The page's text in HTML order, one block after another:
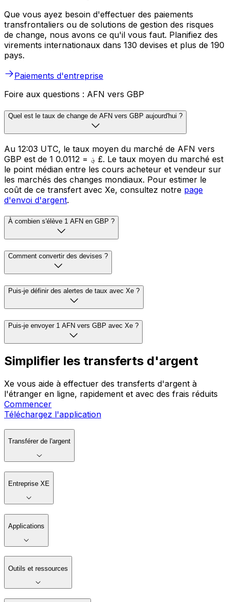
Que vous ayez besoin d'effectuer des paiements
transfrontaliers ou de solutions de gestion des risques
de change, nous avons ce qu'il vous faut. Planifiez des
virements internationaux dans 130 devises et plus de 190
pays.
Paiements d'entreprise
Foire aux questions : AFN vers GBP
Quel est le taux de change de AFN vers GBP aujourd'hui ?
Au 12:03 UTC, le taux moyen du marché de AFN vers
GBP est de 1 ؋ = 0.0112 £. Le taux moyen du marché est
le point médian entre les cours acheteur et vendeur sur
les marchés des changes mondiaux. Pour estimer le
coût de ce transfert avec Xe, consultez notre page
d'envoi d'argent.
À combien s'élève 1 AFN en GBP ?
Comment convertir des devises ?
Puis-je définir des alertes de taux avec Xe ?
Puis-je envoyer 1 AFN vers GBP avec Xe ?
Simplifier les transferts d'argent
Xe vous aide à effectuer des transferts d'argent à
l'étranger en ligne, rapidement et avec des frais réduits
Commencer
Téléchargez l'application
Transférer de l'argent
Entreprise XE
Applications
Outils et ressources